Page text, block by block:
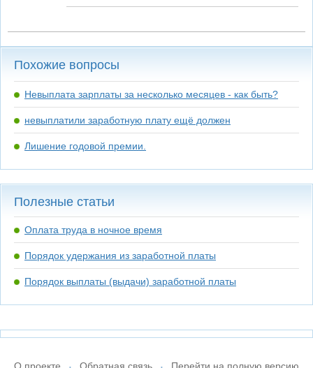
Похожие вопросы
Невыплата зарплаты за несколько месяцев - как быть?
невыплатили заработную плату ещё должен
Лишение годовой премии.
Полезные статьи
Оплата труда в ночное время
Порядок удержания из заработной платы
Порядок выплаты (выдачи) заработной платы